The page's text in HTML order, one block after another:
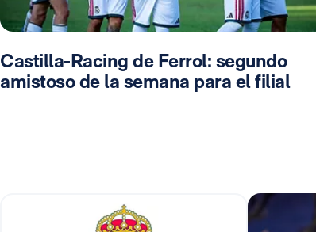
Castilla-Racing de Ferrol: segundo
amistoso de la semana para el filial